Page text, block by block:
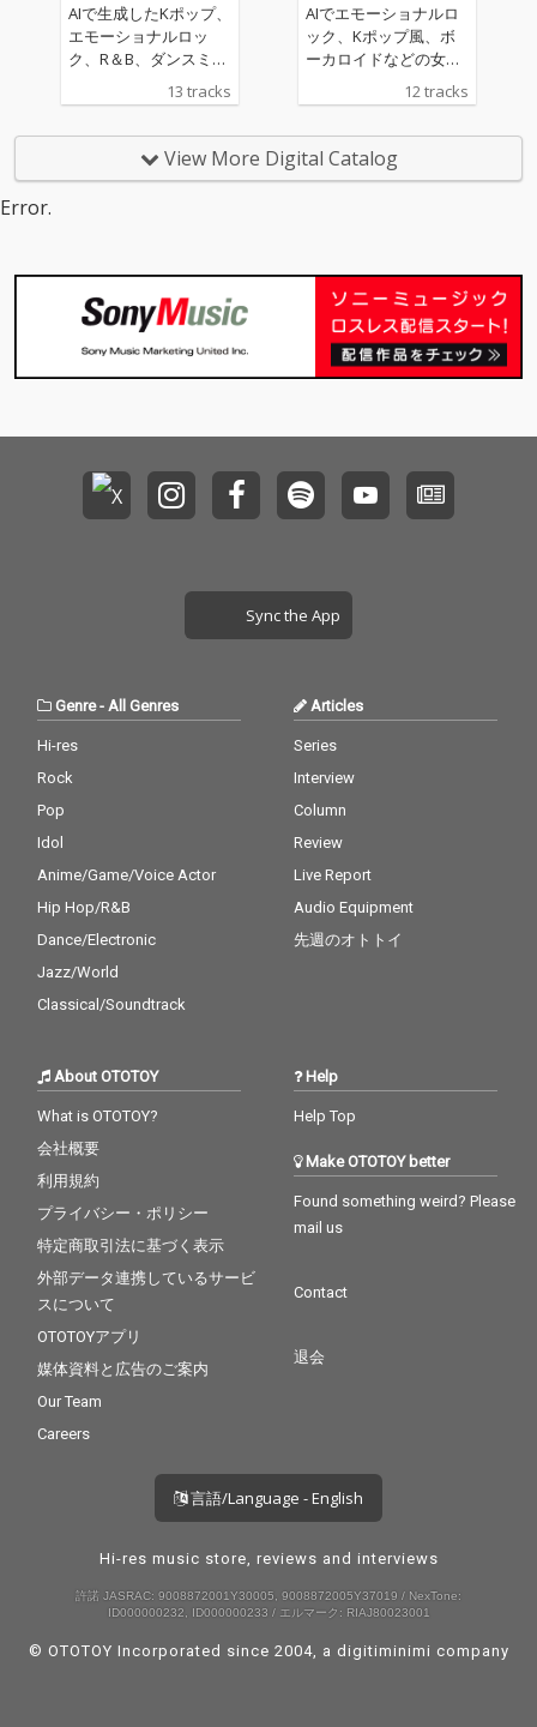
AIで生成したKポップ、
エモーショナルロッ
ク、R＆B、ダンスミュ
ージックの曲を配信し
ています。私の生成し
入りの曲になることを
願っています。
13 tracks
AIでエモーショナルロ
ック、Kポップ風、ボ
ーカロイドなどの女性
す。基本的に英語で、
きなので幅広く、あな
たの生活の中に溶け込
12 tracks
View More Digital Catalog
Error.
Sync the App
Genre- All Genres
Hi-res
Rock
Pop
Idol
Anime/Game/Voice Actor
Hip Hop/R&B
Dance/Electronic
Jazz/World
Classical/Soundtrack
Articles
Series
Interview
Column
Review
Live Report
Audio Equipment
先週のオトトイ
About OTOTOY
What is OTOTOY?
会社概要
利用規約
プライバシー・ポリシー
特定商取引法に基づく表示
外部データ連携しているサービ
スについて
OTOTOYアプリ
媒体資料と広告のご案内
Our Team
Careers
Help
Help Top
Make OTOTOY better
Found something weird? Please
mail us
Contact
退会
言語/Language - English
Hi-res music store, reviews and interviews
許諾 JASRAC: 9008872001Y30005, 9008872005Y37019 / NexTone:
ID000000232, ID000000233 / エルマーク: RIAJ80023001
© OTOTOY Incorporated since 2004, a digitiminimi company